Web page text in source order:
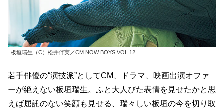
板垣瑞生（C）松井伴実／CM NOW BOYS VOL.12
若手俳優の“演技派”としてCM、ドラマ、映画出演オファ
ーが絶えない板垣瑞生。ふと大人びた表情を見せたかと思
えば屈託のない笑顔も見せる、瑞々しい板垣の今を切り取